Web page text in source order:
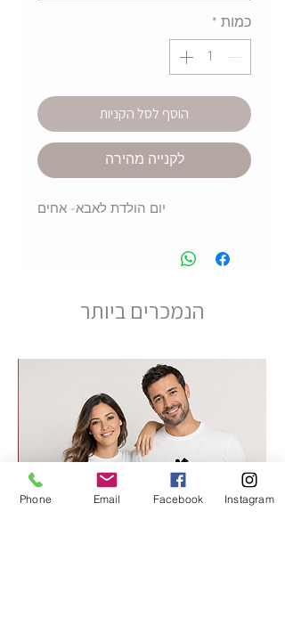
כמות *
הוסף לסל הקניות
לקנייה מהירה
יום הולדת לאבא- אחים
הנמכרים ביותר
Phone Email Facebook Instagram